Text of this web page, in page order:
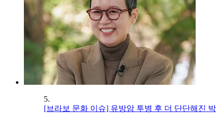
5.
[브라보 문화 이슈] 유방암 투병 후 더 단단해진 박